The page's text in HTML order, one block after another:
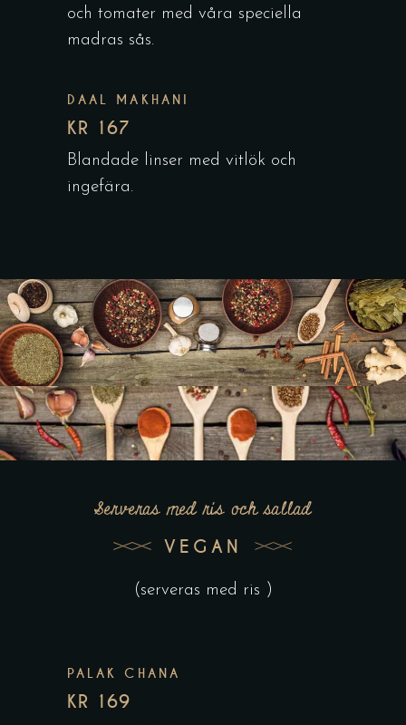
och tomater med våra speciella
madras sås.
DAAL MAKHANI
KR 167
Blandade linser med vitlök och
ingefära.
Serveras med ris och sallad
VEGAN
(serveras med ris )
PALAK CHANA
KR 169